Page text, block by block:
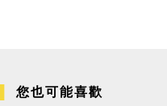
您也可能喜歡